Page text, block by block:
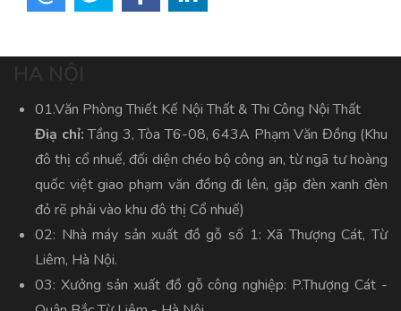
01.Văn Phòng Thiết Kế Nội Thất & Thi Công Nội Thất
Điạ chỉ:Tầng 3, Tòa T6-08, 643A Phạm Văn Đồng (Khu
đô thị cổ nhuế, đối diện chéo bộ công an, từ ngã tư hoàng
quốc việt giao phạm văn đồng đi lên, gặp đèn xanh đèn
đỏ rẽ phải vào khu đô thị Cổ nhuế)
02: Nhà máy sản xuất đồ gỗ số 1: Xã Thượng Cát, Từ
Liêm, Hà Nội.
03: Xưởng sản xuất đồ gỗ công nghiệp: P.Thượng Cát -